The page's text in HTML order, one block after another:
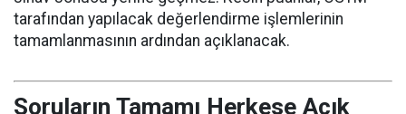
tarafından yapılacak değerlendirme işlemlerinin
tamamlanmasının ardından açıklanacak.
Soruların Tamamı Herkese Açık